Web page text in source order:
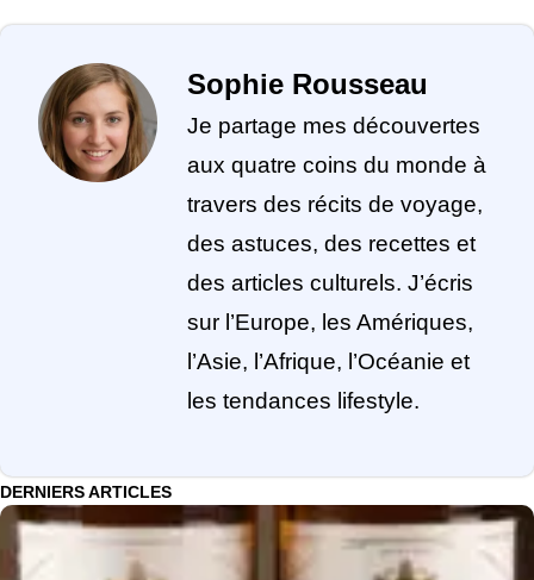
Sophie Rousseau
Je partage mes découvertes
aux quatre coins du monde à
travers des récits de voyage,
des astuces, des recettes et
des articles culturels. J’écris
sur l’Europe, les Amériques,
l’Asie, l’Afrique, l’Océanie et
les tendances lifestyle.
DERNIERS ARTICLES